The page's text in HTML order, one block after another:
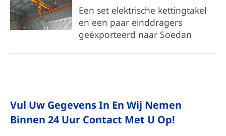
Een set elektrische kettingtakel
en een paar einddragers
geëxporteerd naar Soedan
Vul Uw Gegevens In En Wij Nemen
Binnen 24 Uur Contact Met U Op!